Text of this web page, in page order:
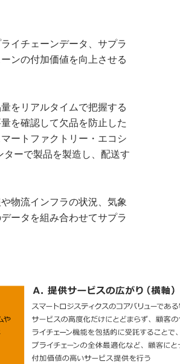
イチェーンデータ、サプラ
ンの付加価値を向上させる
をリアルタイムで把握する
を確認して欠品を防止した
ートファクトリー・エコシ
ーで製品を製造し、配送す
物流インフラの状況、気象
ータを組み合わせてサプラ